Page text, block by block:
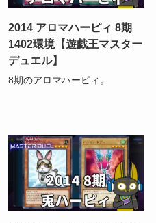
2014 アロマハーピィ 8期
1402環境【遊戯王マスター
デュエル】
8期のアロマハーピィ。